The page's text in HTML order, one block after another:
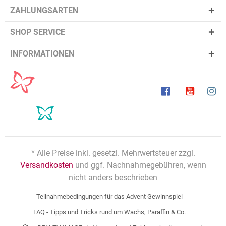
ZAHLUNGSARTEN
SHOP SERVICE
INFORMATIONEN
* Alle Preise inkl. gesetzl. Mehrwertsteuer zzgl.
Versandkosten und ggf. Nachnahmegebühren, wenn
nicht anders beschrieben
Teilnahmebedingungen für das Advent Gewinnspiel
FAQ - Tipps und Tricks rund um Wachs, Paraffin & Co.